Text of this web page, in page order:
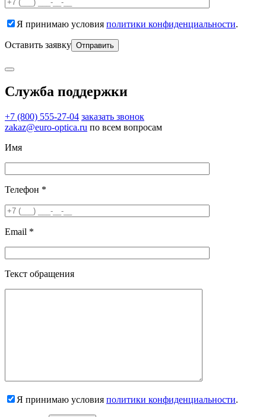
Я принимаю условия политики конфиденциальности.
Оставить заявку
Служба поддержки
+7 (800) 555-27-04 заказать звонок
zakaz@euro-optica.ru по всем вопросам
Имя
Телефон *
Email *
Текст обращения
Я принимаю условия политики конфиденциальности.